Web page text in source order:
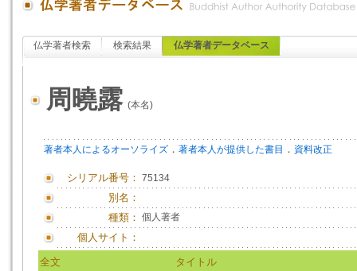
仏学著者検索 検索結果 仏学著者データベース
周曉露 (本名)
著者本人によるオーソライズ ． 著者本人が提供した書目 ． 資料改正
シリアル番号： 75134
別名：
種類： 個人著者
個人サイト：
全文 タイトル